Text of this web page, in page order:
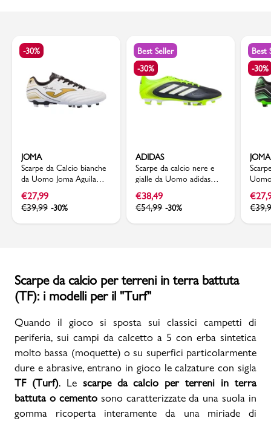
-30%
JOMA
Scarpe da Calcio bianche
da Uomo Joma Aguila
2502 FG
€27,99
€39,99 -30%
Best Seller
-30%
ADIDAS
Scarpe da calcio nere e
gialle da Uomo adidas
COPA PURE III
€38,49
€54,99 -30%
Best
-30%
JOMA
FG/
€
€
Scarpe da calcio per terreni in terra battuta
(TF): i modelli per il "Turf"
Quando il gioco si sposta sui classici campetti di
periferia, sui campi da calcetto a 5 con erba sintetica
molto bassa (moquette) o su superfici particolarmente
dure e abrasive, entrano in gioco le calzature con sigla
TF (Turf). Le scarpe da calcio per terreni in terra
battuta o cementosono caratterizzate da una suola in
gomma ricoperta interamente da una miriade di